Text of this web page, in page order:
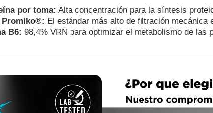
por toma: Alta concentración para la síntesis
Promiko®: El estándar más alto de filtración mecánica
B6: 98,4% VRN para optimizar el metabolismo de las